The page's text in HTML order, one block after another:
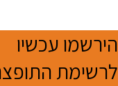
הירשמו עכשיו
לרשימת